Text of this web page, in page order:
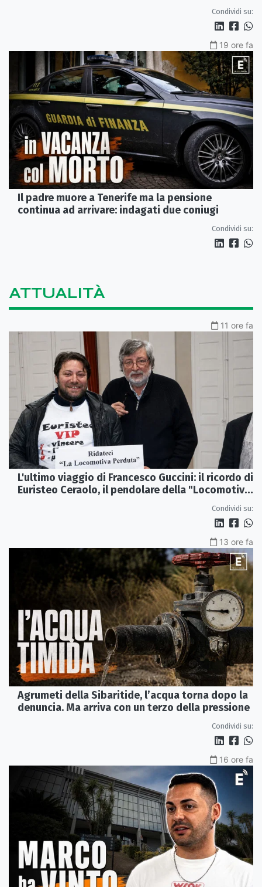
Condividi su:
19 ore fa
Il padre muore a Tenerife ma la pensione
continua ad arrivare: indagati due coniugi
Condividi su:
ATTUALITÀ
11 ore fa
L'ultimo viaggio di Francesco Guccini: il ricordo di
Euristeo Ceraolo, il pendolare della "Locomotiva
Condividi su:
13 ore fa
Agrumeti della Sibaritide, l’acqua torna dopo la
denuncia. Ma arriva con un terzo della pressione
Condividi su:
16 ore fa